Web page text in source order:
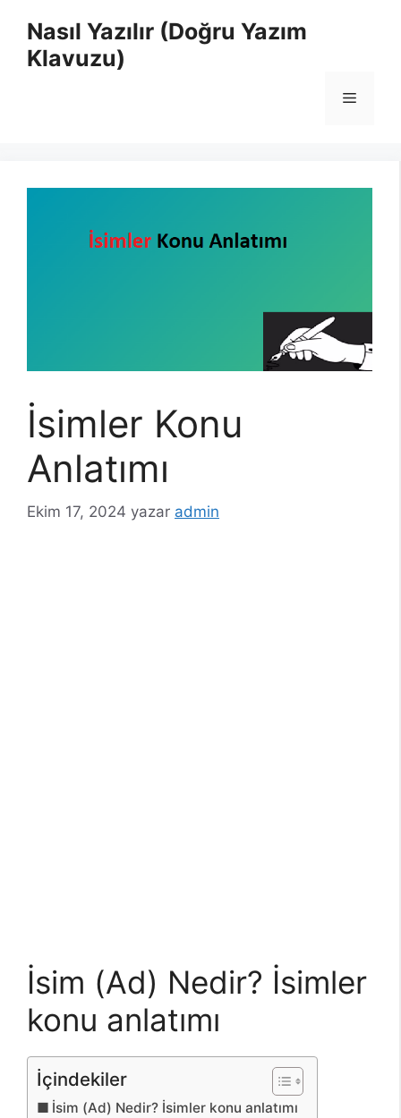
Nasıl Yazılır (Doğru Yazım
Klavuzu)
Menü
İsimler Konu
Anlatımı
Ekim 17, 2024 yazar admin
İsim (Ad) Nedir? İsimler
konu anlatımı
İçindekiler
İsim (Ad) Nedir? İsimler konu anlatımı